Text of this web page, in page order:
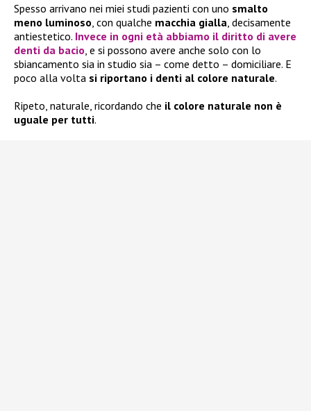
Spesso arrivano nei miei studi pazienti con uno smalto
meno luminoso , con qualche macchia gialla , decisamente
antiestetico. Invece in ogni età abbiamo il diritto di avere
denti da bacio , e si possono avere anche solo con lo
sbiancamento sia in studio sia – come detto – domiciliare. E
poco alla volta si riportano i denti al colore naturale.
Ripeto, naturale, ricordando che il colore naturale non è
uguale per tutti.